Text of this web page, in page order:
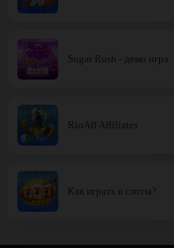
Sugar Rush - демо игра
RioAff Affiliates
Как играть в слоты?